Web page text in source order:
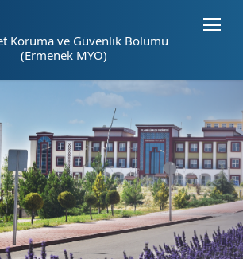
Koruma ve Güvenlik Bölümü
(Ermenek MYO)